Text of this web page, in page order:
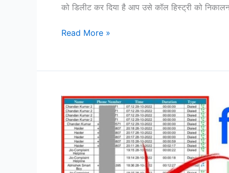
को डिलीट कर दिया है आप उसे कॉल हिस्ट्री को
Whatsapp
call
कैसे
निकाले
yojana
help,
सिर्फ
2
Read More »